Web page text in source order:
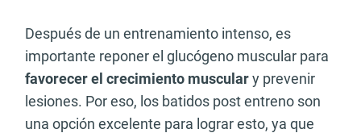
Después de un entrenamiento intenso, es
importante reponer el glucógeno muscular para
favorecer el crecimiento musculary prevenir
lesiones. Por eso, los batidos post entreno son
una opción excelente para lograr esto, ya que